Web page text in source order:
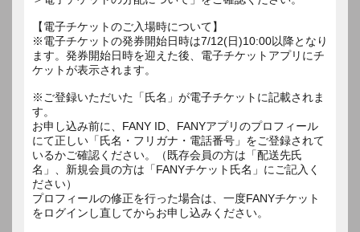
【電子チケットのご入場時について】
※電子チケットの発券開始日時は7/12(日)10:00以降となり
ます。発券開始日時を迎えた後、電子チケットアプリにチ
ケットが表示されます。
※ご登録いただいた「氏名」が電子チケットに記載されま
す。
お申し込み前に、FANY ID、FANYアプリのプロフィール
にて正しい「氏名・フリガナ・電話番号」をご登録されて
いるかご確認ください。（既存会員の方は「配送先氏
名」、新規会員の方は「FANYチケット氏名」にご記入く
ださい）
プロフィールの修正を行った場合は、一度FANYチケット
をログインし直してからお申し込みください。